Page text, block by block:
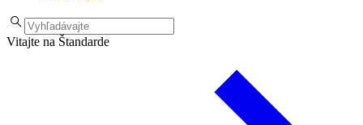
Vitajte na Štandarde